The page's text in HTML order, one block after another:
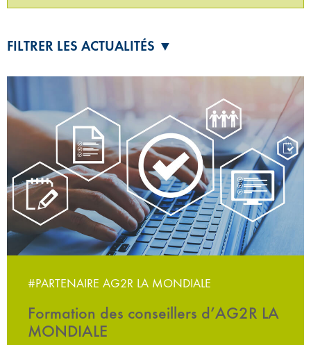
FILTRER LES ACTUALITÉS ▼
#PARTENAIRE AG2R LA MONDIALE
Formation des conseillers d’AG2R LA
MONDIALE